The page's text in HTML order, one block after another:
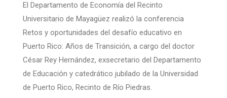
El Departamento de Economía del Recinto
Universitario de Mayagüez realizó la conferencia
Retos y oportunidades del desafío educativo en
Puerto Rico: Años de Transición, a cargo del doctor
César Rey Hernández, exsecretario del Departamento
de Educación y catedrático jubilado de la Universidad
de Puerto Rico, Recinto de Río Piedras.